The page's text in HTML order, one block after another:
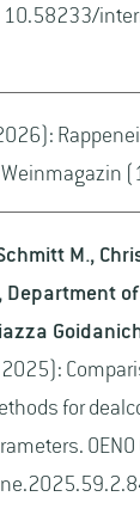
10.58233/
M.,
Department
(2025):
for
OENO